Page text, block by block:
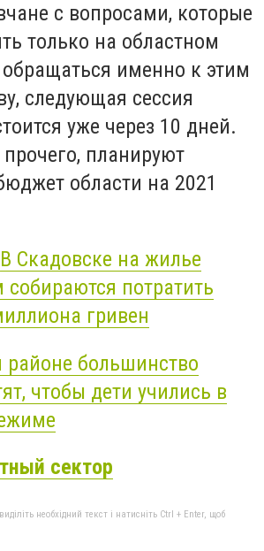
с вопросами, которые
только на областном
обращаться именно к этим
следующая сессия
уже через 10 дней.
планируют
области на 2021
В Скадовске на жилье
собираются потратить
гривен
районе большинство
чтобы дети учились в
сектор
необхідний текст і натисніть Ctrl + Enter, щоб